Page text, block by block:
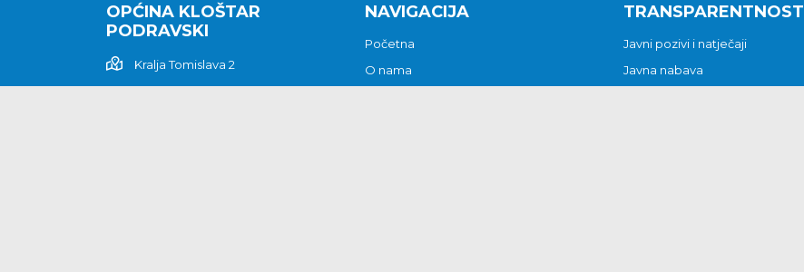
OPĆINA KLOŠTAR
PODRAVSKI
Kralja Tomislava 2
NAVIGACIJA
Početna
O nama
TRANSPARENTNOST
Javni pozivi i natječaji
Javna nabava